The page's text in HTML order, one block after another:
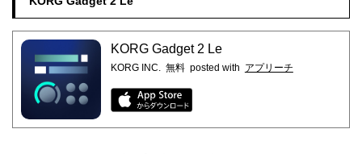
KORG Gadget 2 Le
KORG INC. 無料 posted with アプリーチ